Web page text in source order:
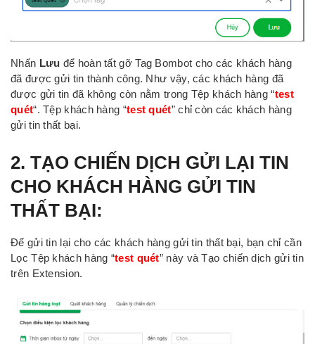
Nhấn Lưu để hoàn tất gỡ Tag Bombot cho các khách hàng
đã được gửi tin thành công. Như vậy, các khách hàng đã
được gửi tin đã không còn nằm trong Tệp khách hàng “test
quét“. Tệp khách hàng “test quét” chỉ còn các khách hàng
gửi tin thất bại.
2. TẠO CHIẾN DỊCH GỬI LẠI TIN
CHO KHÁCH HÀNG GỬI TIN
THẤT BẠI:
Để gửi tin lại cho các khách hàng gửi tin thất bại, bạn chỉ cần
Lọc Tệp khách hàng “test quét” này và Tạo chiến dịch gửi tin
trên Extension.